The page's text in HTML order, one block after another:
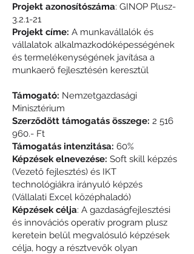
Projekt azonosítószáma: GINOP Plusz-
3.2.1-21
Projekt címe: A munkavállalók és
vállalatok alkalmazkodóképességének
és termelékenységének javítása a
munkaerő fejlesztésén keresztül
Támogató: Nemzetgazdasági
Minisztérium
Szerződött támogatás összege: 2 516
960.- Ft
Támogatás intenzitása: 60%
Képzések elnevezése: Soft skill képzés
(Vezető fejlesztés) és IKT
technológiákra irányuló képzés
(Vállalati Excel középhaladó)
Képzések célja: A gazdaságfejlesztési
és innovációs operatív program plusz
keretein belül megvalósuló képzések
célja, hogy a résztvevők olyan